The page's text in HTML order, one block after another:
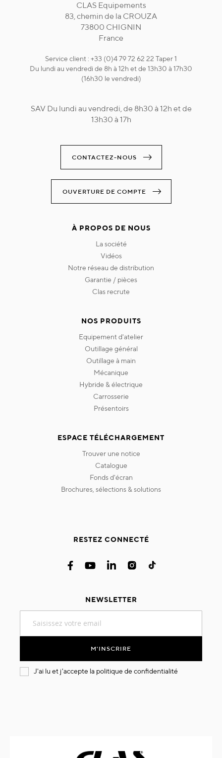
CLAS Equipements
83, chemin de la CROUZA
73800 CHIGNIN
France
Service client : +33 (0)4 79 72 62 22 Taper 1
Du lundi au vendredi de 8h à 12h et de 13h30 à 17h30
(16h30 le vendredi)
SAV Du lundi au vendredi, de 8h30 à 12h et de
13h30 à 17h
CONTACTEZ-NOUS
OUVERTURE DE COMPTE
À PROPOS DE NOUS
la société
vidéos
notre réseau de distribution
garantie / pièces
clas recrute
NOS PRODUITS
equipement d'atelier
outillage général
outillage à main
mécanique
hybride & électrique
carrosserie
présentoirs
ESPACE TÉLÉCHARGEMENT
trouver une notice
catalogue
fonds d'écran
brochures, sélections & solutions
RESTEZ CONNECTÉ
NEWSLETTER
notre
M'INSCRIRE
J'ai lu et j'accepte la politique de confidentialité